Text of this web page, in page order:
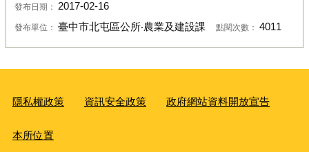
發布日期： 2017-02-16
發布單位： 臺中市北屯區公所‧農業及建設課 點閱次數： 4011
隱私權政策 資訊安全政策 政府網站資料開放宣告
本所位置